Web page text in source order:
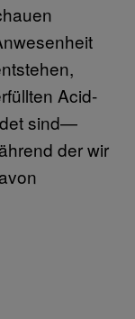
Acid-
sind—
der wir